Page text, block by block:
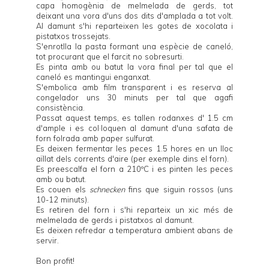
capa homogènia de melmelada de gerds, tot
deixant una vora d'uns dos dits d'amplada a tot volt.
Al damunt s'hi reparteixen les gotes de xocolata i
pistatxos trossejats.
S'enrotlla la pasta formant una espècie de caneló,
tot procurant que el farcit no sobresurti.
Es pinta amb ou batut la vora final per tal que el
caneló es mantingui enganxat.
S'embolica amb film transparent i es reserva al
congelador uns 30 minuts per tal que agafi
consistència.
Passat aquest temps, es tallen rodanxes d' 1.5 cm
d'ample i es col·loquen al damunt d'una safata de
forn folrada amb paper sulfurat.
Es deixen fermentar les peces 1.5 hores en un lloc
aïllat dels corrents d'aire (per exemple dins el forn).
Es preescalfa el forn a 210ºC i es pinten les peces
amb ou batut.
Es couen els schneckenfins que siguin rossos (uns
10-12 minuts).
Es retiren del forn i s'hi reparteix un xic més de
melmelada de gerds i pistatxos al damunt.
Es deixen refredar a temperatura ambient abans de
servir.
Bon profit!